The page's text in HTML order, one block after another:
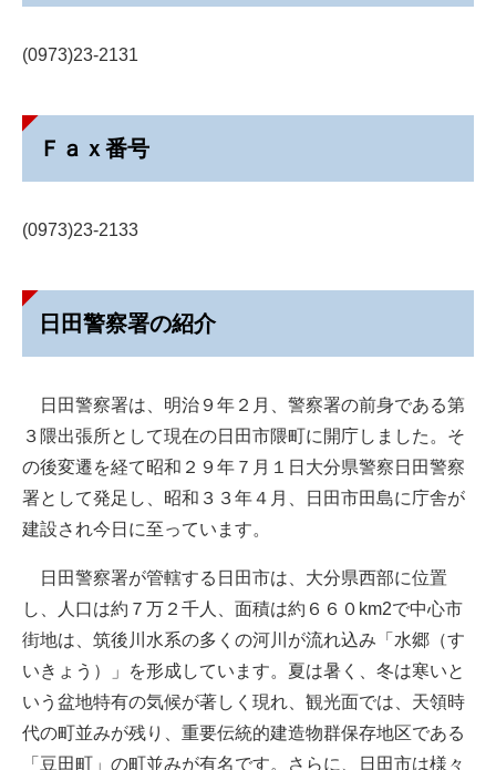
(0973)23-2131
Ｆａｘ番号
(0973)23-2133
日田警察署の紹介
日田警察署は、明治９年２月、警察署の前身である第
３隈出張所として現在の日田市隈町に開庁しました。そ
の後変遷を経て昭和２９年７月１日大分県警察日田警察
署として発足し、昭和３３年４月、日田市田島に庁舎が
建設され今日に至っています。
日田警察署が管轄する日田市は、大分県西部に位置
し、人口は約７万２千人、面積は約６６０km2で中心市
街地は、筑後川水系の多くの河川が流れ込み「水郷（す
いきょう）」を形成しています。夏は暑く、冬は寒いと
いう盆地特有の気候が著しく現れ、観光面では、天領時
代の町並みが残り、重要伝統的建造物群保存地区である
「豆田町」の町並みが有名です。さらに、日田市は様々